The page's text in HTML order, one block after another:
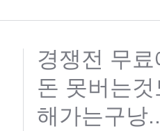
경쟁전 무
돈 못버는
해가는구낭..